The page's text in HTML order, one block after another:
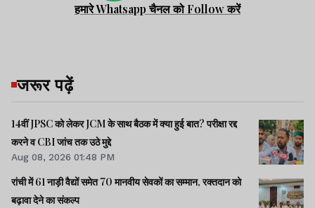
हमारे Whatsapp चैनल को Follow करें
जरूर पढ़ें
14वीं JPSC को लेकर JCM के साथ बैठक में क्या हुई बात? परीक्षा रद्द
करने व CBI जांच तक उठे मुद्दे
Aug 08, 2026 01:48 PM
रांची में 61 नाड़ी वैद्यों समेत 70 मानवीय सेवकों का सम्मान, रक्तदान को
बढ़ावा देने का संकल्प